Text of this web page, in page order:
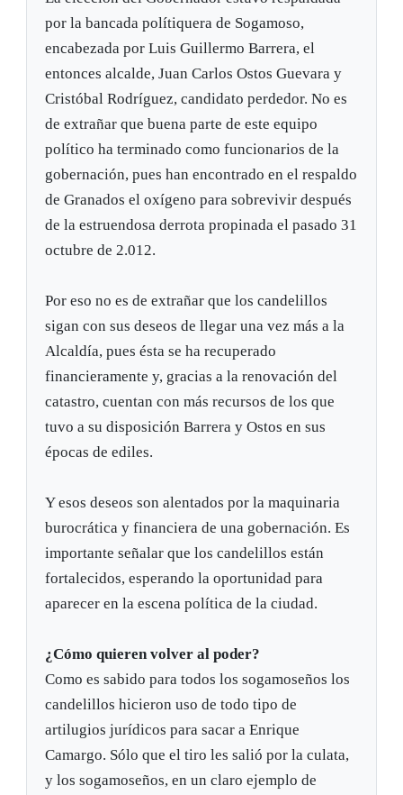
por la bancada polítiquera de Sogamoso,
encabezada por Luis Guillermo Barrera, el
entonces alcalde, Juan Carlos Ostos Guevara y
Cristóbal Rodríguez, candidato perdedor. No es
de extrañar que buena parte de este equipo
político ha terminado como funcionarios de la
gobernación, pues han encontrado en el respaldo
de Granados el oxígeno para sobrevivir después
de la estruendosa derrota propinada el pasado 31
octubre de 2.012.
Por eso no es de extrañar que los candelillos
sigan con sus deseos de llegar una vez más a la
Alcaldía, pues ésta se ha recuperado
financieramente y, gracias a la renovación del
catastro, cuentan con más recursos de los que
tuvo a su disposición Barrera y Ostos en sus
épocas de ediles.
Y esos deseos son alentados por la maquinaria
burocrática y financiera de una gobernación. Es
importante señalar que los candelillos están
fortalecidos, esperando la oportunidad para
aparecer en la escena política de la ciudad.
¿Cómo quieren volver al poder?
Como es sabido para todos los sogamoseños los
candelillos hicieron uso de todo tipo de
artilugios jurídicos para sacar a Enrique
Camargo. Sólo que el tiro les salió por la culata,
y los sogamoseños, en un claro ejemplo de